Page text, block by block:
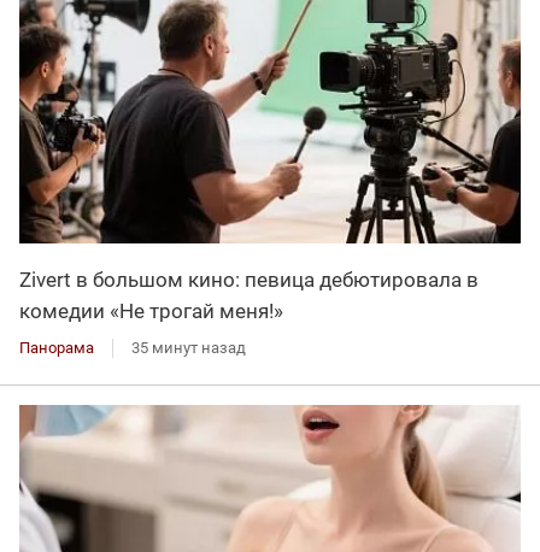
Zivert в большом кино: певица дебютировала в
комедии «Не трогай меня!»
Панорама 35 минут назад